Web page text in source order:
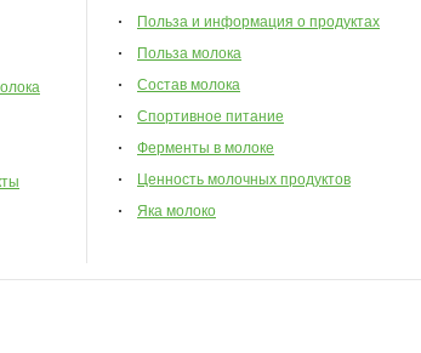
Польза и информация о продуктах
Польза молока
Состав молока
Спортивное питание
Ферменты в молоке
Ценность молочных продуктов
Яка молоко